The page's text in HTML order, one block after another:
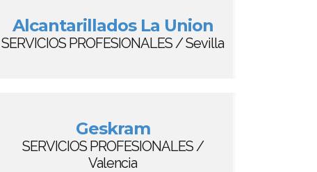
Alcantarillados La Union
SERVICIOS PROFESIONALES / Sevilla
Geskram
SERVICIOS PROFESIONALES /
Valencia